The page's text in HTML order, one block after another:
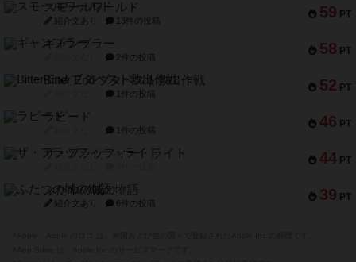
59 PT
スモールワールド
紹介文あり 13件の投稿
58 PT
ギャンブラー
2件の投稿
52 PT
Bitter End ブタペスト救出作戦
1件の投稿
46 PT
ラピード
1件の投稿
44 PT
ザ・フラッフィー・ライト
39 PT
ふたつの城の物語
紹介文あり 6件の投稿